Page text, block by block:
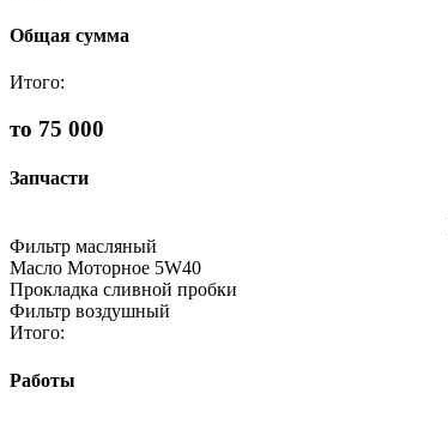
Общая сумма
Итого:
то 75 000
Запчасти
Фильтр масляный
Масло Моторное 5W40
Прокладка сливной пробки
Фильтр воздушный
Итого:
Работы